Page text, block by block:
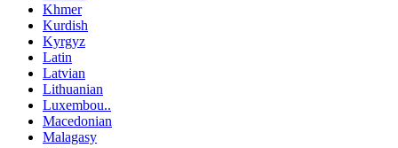
Khmer
Kurdish
Kyrgyz
Latin
Latvian
Lithuanian
Luxembou..
Macedonian
Malagasy